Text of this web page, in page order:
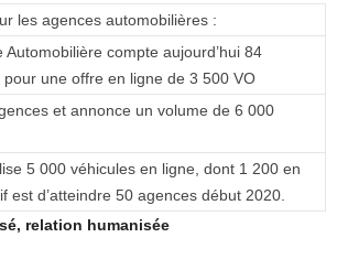
les agences automobilières :
Automobilière compte aujourd’hui 84
une offre en ligne de 3 500 VO
et annonce un volume de 6 000
5 000 véhicules en ligne, dont 1 200 en
est d’atteindre 50 agences début 2020.
relation humanisée